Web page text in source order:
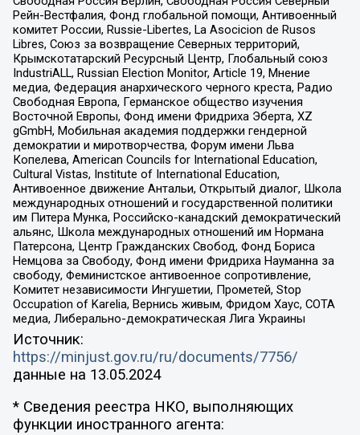
Рейн-Вестфалия, Фонд глобальной помощи, Антивоенный
комитет России, Russie-Libertes, La Asocicion de Rusos
Libres, Союз за возвращение Северных территорий,
Крымскотатарский Ресурсный Центр, Глобальный союз
IndustriALL, Russian Election Monitor, Article 19, Мнение
медиа, Федерация анархического черного креста, Радио
Свободная Европа, Германское общество изучения
Восточной Европы, Фонд имени Фридриха Эберта, XZ
gGmbH, Мобильная академия поддержки гендерной
демократии и миротворчества, Форум имени Льва
Копелева, American Councils for International Education,
Cultural Vistas, Institute of International Education,
Антивоенное движение Антальи, Открытый диалог, Школа
международных отношений и государственной политики
им Питера Мунка, Российско-канадский демократический
альянс, Школа международных отношений им Нормана
Патерсона, Центр Гражданских Свобод, Фонд Бориса
Немцова за Свободу, Фонд имени Фридриха Науманна за
свободу, Феминистское антивоенное сопротивление,
Комитет независимости Ингушетии, Прометей, Stop
Occupation of Karelia, Вернись живым, Фридом Хаус, СОТА
медиа, Либерально-демократическая Лига Украины
Источник:
https://minjust.gov.ru/ru/documents/7756/
данные на 13.05.2024
* Сведения реестра НКО, выполняющих
функции иностранного агента: